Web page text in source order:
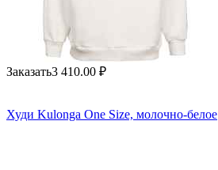
Заказать3 410.00 ₽
Худи Kulonga One Size, молочно-белое